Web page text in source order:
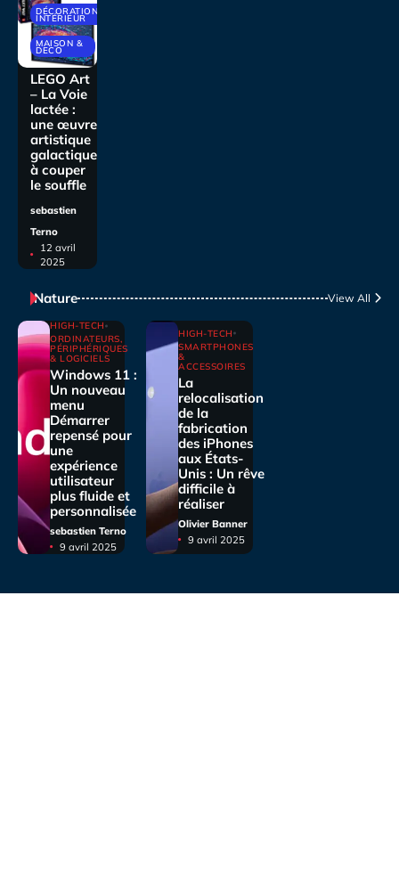
DÉCORATIONS
INTÉRIEUR
MAISON &
DECO
LEGO Art
– La Voie
lactée :
une œuvre
artistique
galactique
à couper
le souffle
sebastien
Terno
12 avril
2025
Nature View All
HIGH-TECH
ORDINATEURS,
PÉRIPHÉRIQUES
& LOGICIELS
Windows 11 :
Un nouveau
menu
Démarrer
repensé pour
une
expérience
utilisateur
plus fluide et
personnalisée
sebastien Terno
9 avril 2025
HIGH-TECH
SMARTPHONES
&
ACCESSOIRES
La
relocalisation
de la
fabrication
des iPhones
aux États-
Unis : Un rêve
difficile à
réaliser
Olivier Banner
9 avril 2025